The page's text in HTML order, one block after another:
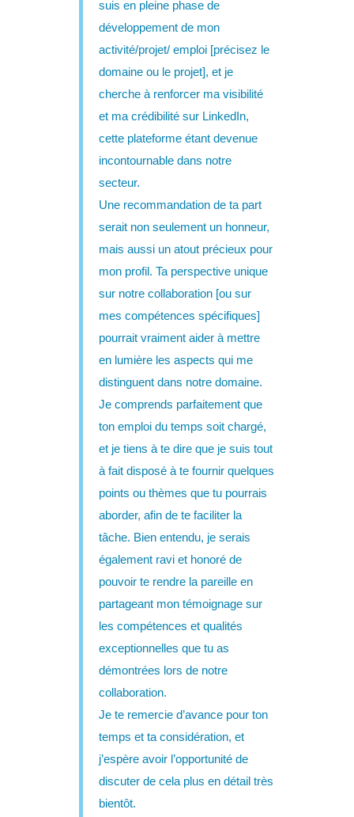
suis en pleine phase de
développement de mon
activité/projet/ emploi [précisez le
domaine ou le projet], et je
cherche à renforcer ma visibilité
et ma crédibilité sur LinkedIn,
cette plateforme étant devenue
incontournable dans notre
secteur.
Une recommandation de ta part
serait non seulement un honneur,
mais aussi un atout précieux pour
mon profil. Ta perspective unique
sur notre collaboration [ou sur
mes compétences spécifiques]
pourrait vraiment aider à mettre
en lumière les aspects qui me
distinguent dans notre domaine.
Je comprends parfaitement que
ton emploi du temps soit chargé,
et je tiens à te dire que je suis tout
à fait disposé à te fournir quelques
points ou thèmes que tu pourrais
aborder, afin de te faciliter la
tâche. Bien entendu, je serais
également ravi et honoré de
pouvoir te rendre la pareille en
partageant mon témoignage sur
les compétences et qualités
exceptionnelles que tu as
démontrées lors de notre
collaboration.
Je te remercie d’avance pour ton
temps et ta considération, et
j’espère avoir l’opportunité de
discuter de cela plus en détail très
bientôt.